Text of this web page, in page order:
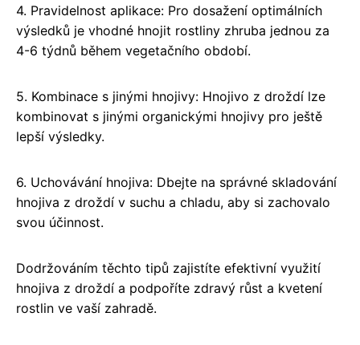
4. Pravidelnost aplikace: Pro dosažení optimálních
výsledků je vhodné hnojit rostliny zhruba jednou za
4-6 týdnů během vegetačního období.
5. Kombinace s jinými hnojivy: Hnojivo z droždí lze
kombinovat s jinými organickými hnojivy pro ještě
lepší výsledky.
6. Uchovávání hnojiva: Dbejte na správné skladování
hnojiva z droždí v suchu a chladu, aby si zachovalo
svou účinnost.
Dodržováním těchto tipů zajistíte efektivní využití
hnojiva z droždí a podpoříte zdravý růst a kvetení
rostlin ve vaší zahradě.